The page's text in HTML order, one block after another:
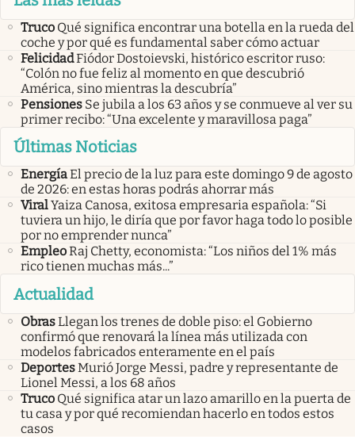
Truco Qué significa encontrar una botella en la rueda del
coche y por qué es fundamental saber cómo actuar
FelicidadFiódor Dostoievski, histórico escritor ruso:
“Colón no fue feliz al momento en que descubrió
América, sino mientras la descubría”
Pensiones Se jubila a los 63 años y se conmueve al ver su
primer recibo: “Una excelente y maravillosa paga”
Últimas Noticias
EnergíaEl precio de la luz para este domingo 9 de agosto
de 2026: en estas horas podrás ahorrar más
ViralYaiza Canosa, exitosa empresaria española: “Si
tuviera un hijo, le diría que por favor haga todo lo posible
por no emprender nunca”
EmpleoRaj Chetty, economista: “Los niños del 1% más
rico tienen muchas más...”
Actualidad
ObrasLlegan los trenes de doble piso: el Gobierno
confirmó que renovará la línea más utilizada con
modelos fabricados enteramente en el país
DeportesMurió Jorge Messi, padre y representante de
Lionel Messi, a los 68 años
Truco Qué significa atar un lazo amarillo en la puerta de
tu casa y por qué recomiendan hacerlo en todos estos
casos